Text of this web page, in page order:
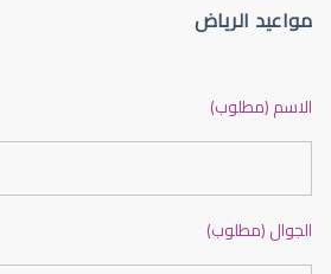
الشبكية في العين
مواعيد الرياض
الاسم (مطلوب)
الجوال (مطلوب)